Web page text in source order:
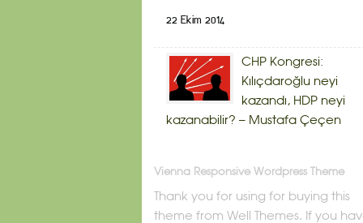
22 Ekim 2014
CHP Kongresi:
Kılıçdaroğlu neyi
kazandı, HDP neyi
kazanabilir? – Mustafa Çeçen
Vienna Responsive Wordpress Theme
Thank you for using for buying this
theme from Well Themes. If you